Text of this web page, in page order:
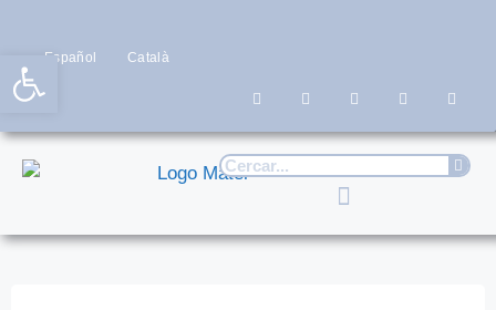
Español Català
Obre la barra d'eines